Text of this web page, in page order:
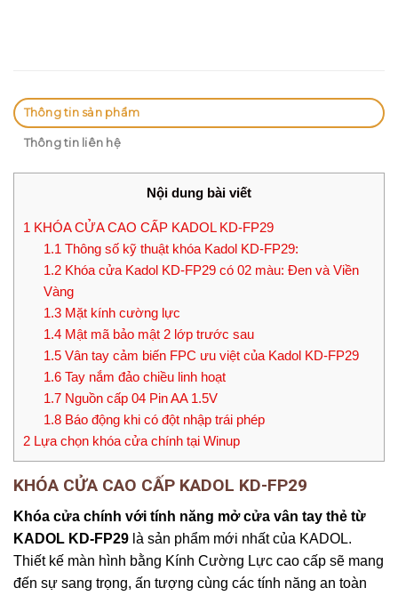
Thông tin sản phẩm
Thông tin liên hệ
Nội dung bài viết
1 KHÓA CỬA CAO CẤP KADOL KD-FP29
1.1 Thông số kỹ thuật khóa Kadol KD-FP29:
1.2Khóa cửa Kadol KD-FP29 có 02 màu: Đen và Viền
Vàng
1.3Mặt kính cường lực
1.4Mật mã bảo mật 2 lớp trước sau
1.5Vân tay cảm biến FPC ưu việt của Kadol KD-FP29
1.6Tay nắm đảo chiều linh hoạt
1.7Nguồn cấp 04 Pin AA 1.5V
1.8Báo động khi có đột nhập trái phép
2 Lựa chọn khóa cửa chính tại Winup
KHÓA CỬA CAO CẤP KADOL KD-FP29
Khóa cửa chính với tính năng mở cửa vân tay thẻ từ
KADOL KD-FP29 là sản phẩm mới nhất của KADOL.
Thiết kế màn hình bằng Kính Cường Lực cao cấp sẽ mang
đến sự sang trọng, ấn tượng cùng các tính năng an toàn